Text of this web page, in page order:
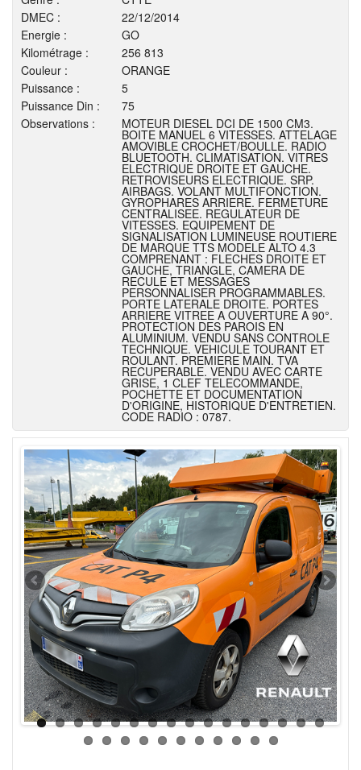
DMEC :
22/12/2014
Energie :
GO
Kilométrage :
256 813
Couleur :
ORANGE
Puissance :
5
Puissance Din :
75
Observations :
MOTEUR DIESEL DCI DE 1500 CM3.
BOITE MANUEL 6 VITESSES. ATTELAGE
AMOVIBLE CROCHET/BOULLE. RADIO
BLUETOOTH. CLIMATISATION. VITRES
ELECTRIQUE DROITE ET GAUCHE.
RETROVISEURS ELECTRIQUE. SRP.
AIRBAGS. VOLANT MULTIFONCTION.
GYROPHARES ARRIERE. FERMETURE
CENTRALISEE. REGULATEUR DE
VITESSES. EQUIPEMENT DE
SIGNALISATION LUMINEUSE ROUTIERE
DE MARQUE TTS MODELE ALTO 4.3
COMPRENANT : FLECHES DROITE ET
GAUCHE, TRIANGLE, CAMERA DE
RECULE ET MESSAGES
PERSONNALISER PROGRAMMABLES.
PORTE LATERALE DROITE. PORTES
ARRIERE VITREE A OUVERTURE A 90°.
PROTECTION DES PAROIS EN
ALUMINIUM. VENDU SANS CONTROLE
TECHNIQUE. VEHICULE TOURANT ET
ROULANT. PREMIERE MAIN. TVA
RECUPERABLE. VENDU AVEC CARTE
GRISE, 1 CLEF TELECOMMANDE,
POCHETTE ET DOCUMENTATION
D'ORIGINE, HISTORIQUE D'ENTRETIEN.
CODE RADIO : 0787.